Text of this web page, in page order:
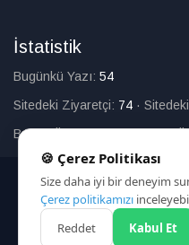
İstatistik
Bugünkü Yazı: 54
Sitedeki Ziyaretçi: 74 ·
Bugün Üye Olan:0·Toplam
HAKKIMIZDA
🍪 Çerez Politikası
Size daha iyi bir deneyim
Çerez politikamızı
Reddet
Kabul Et